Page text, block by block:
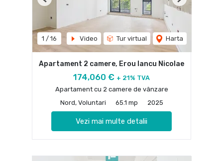
1 / 16 Video Tur virtual Harta
Previous Next
Apartament 2 camere, Erou Iancu Nicolae
174,060 € + 21% TVA
Apartament cu 2 camere de vânzare
Nord, Voluntari
65.1 mp 2025
Vezi mai multe detalii